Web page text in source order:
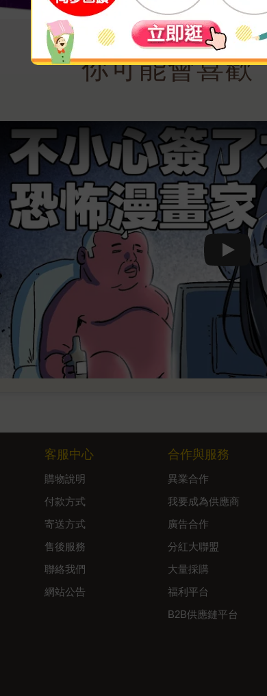
你可能會喜歡
Play
客服中心
購物說明
付款方式
寄送方式
售後服務
聯絡我們
網站公告
合作與服務
異業合作
我要成為供應商
廣告合作
分紅大聯盟
大量採購
福利平台
B2B供應鏈平台